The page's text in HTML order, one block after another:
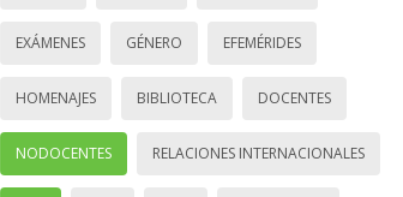
EXÁMENES GÉNERO EFEMÉRIDES
HOMENAJES BIBLIOTECA DOCENTES
NODOCENTES RELACIONES INTERNACIONALES